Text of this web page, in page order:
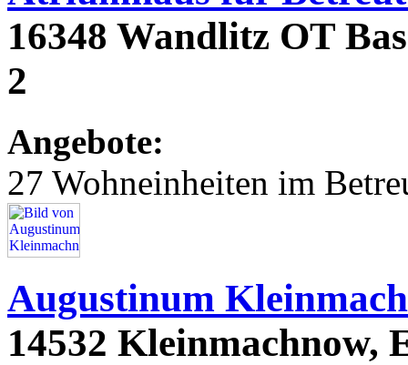
16348 Wandlitz OT
2
Angebote:
27 Wohneinheiten im
Augustinum
14532 Kleinmachnow,